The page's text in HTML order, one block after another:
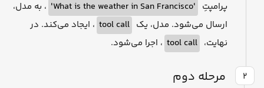
پرامپتِ 'What is the weather in San Francisco'
، به‌ مدل،
ارسال می‌شود. مدل، یک tool call ، ایجاد می‌کند. در
نهایت، tool call ، اجرا می‌شود.
۲ مرحله دوم